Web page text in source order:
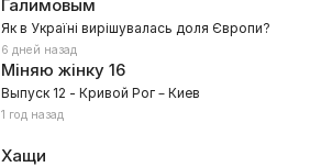
Галимовым
Як в Україні вирішувалась доля Європи?
6 дней назад
Міняю жінку16
Выпуск 12 - Кривой Рог – Киев
1 год назад
Хащи